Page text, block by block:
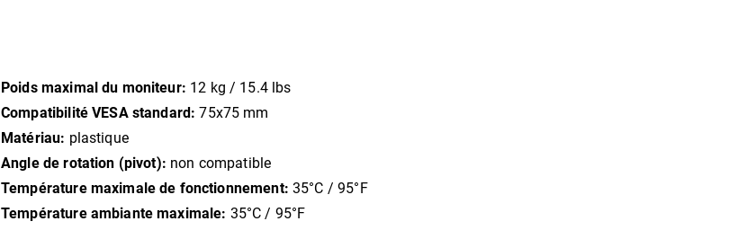
Poids maximal du moniteur: 12 kg / 15.4 lbs
Compatibilité VESA standard: 75x75 mm
Matériau: plastique
Angle de rotation (pivot): non compatible
Température maximale de fonctionnement: 35°C / 95°F
Température ambiante maximale: 35°C / 95°F